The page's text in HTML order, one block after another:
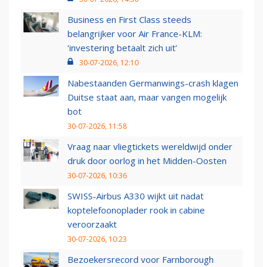
Business en First Class steeds
belangrijker voor Air France-KLM:
‘investering betaalt zich uit’
30-07-2026, 12:10
Nabestaanden Germanwings-crash klagen
Duitse staat aan, maar vangen mogelijk
bot
30-07-2026, 11:58
Vraag naar vliegtickets wereldwijd onder
druk door oorlog in het Midden-Oosten
30-07-2026, 10:36
SWISS-Airbus A330 wijkt uit nadat
koptelefoonoplader rook in cabine
veroorzaakt
30-07-2026, 10:23
Bezoekersrecord voor Farnborough